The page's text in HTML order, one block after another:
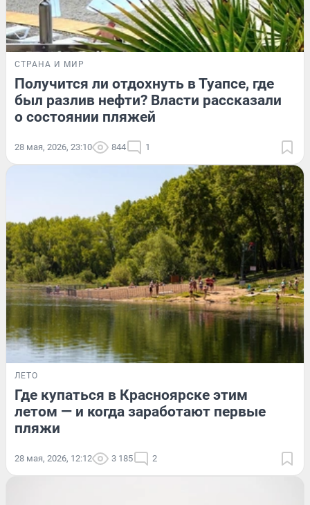
СТРАНА И МИР
Получится ли отдохнуть в Туапсе, где
был разлив нефти? Власти рассказали
о состоянии пляжей
28 мая, 2026, 23:10 844 1
ЛЕТО
Где купаться в Красноярске этим
летом — и когда заработают первые
пляжи
28 мая, 2026, 12:12 3 185 2